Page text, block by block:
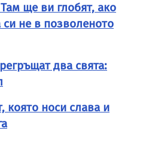
ще ви глобят, ако
си не в позволеното
два свята:
която носи слава и